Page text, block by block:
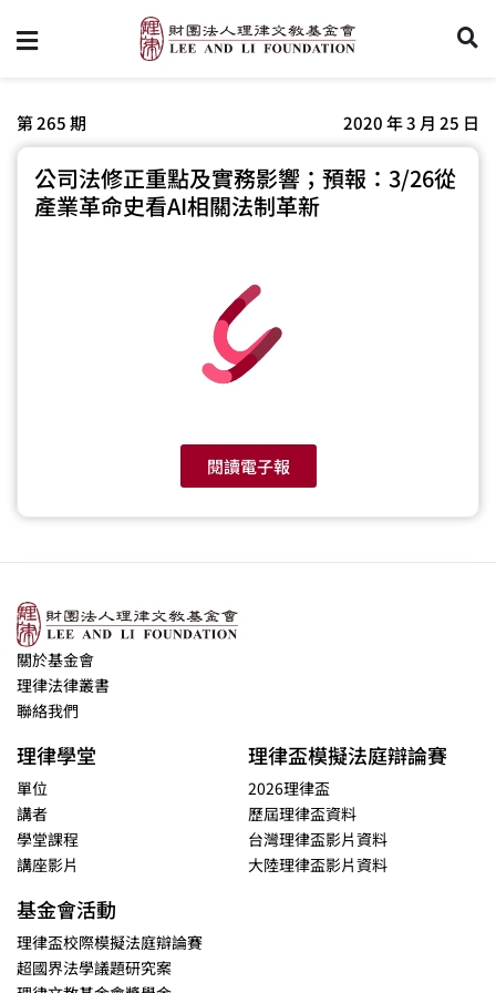
第 265 期 2020 年 3 月 25 日
公司法修正重點及實務影響；預報：3/26從
產業革命史看AI相關法制革新
閱讀電子報
關於基金會
理律法律叢書
聯絡我們
理律學堂
單位
講者
學堂課程
講座影片
理律盃模擬法庭辯論賽
2026理律盃
歷屆理律盃資料
台灣理律盃影片資料
大陸理律盃影片資料
基金會活動
理律盃校際模擬法庭辯論賽
超國界法學議題研究案